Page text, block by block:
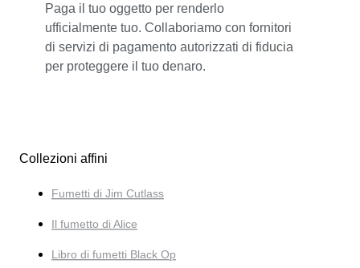
Paga il tuo oggetto per renderlo
ufficialmente tuo. Collaboriamo con fornitori
di servizi di pagamento autorizzati di fiducia
per proteggere il tuo denaro.
Collezioni affini
Fumetti di Jim Cutlass
Il fumetto di Alice
Libro di fumetti Black Op